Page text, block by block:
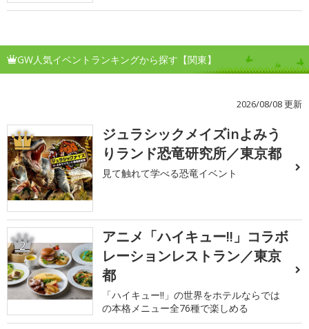
GW人気イベントランキングから探す【関東】
2026/08/08 更新
1
ジュラシックメイズinよみう
りランド恐竜研究所／東京都
見て触れて学べる恐竜イベント
2
アニメ「ハイキュー!!」コラボ
レーションレストラン／東京
都
「ハイキュー!!」の世界をホテルならでは
の本格メニュー全76種で楽しめる